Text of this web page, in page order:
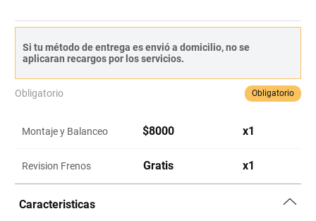
Si tu método de entrega es envió a domicilio, no se
aplicaran recargos por los servicios.
Obligatorio Obligatorio
Montaje y Balanceo $8000 x1
Revision Frenos Gratis x1
Caracteristicas